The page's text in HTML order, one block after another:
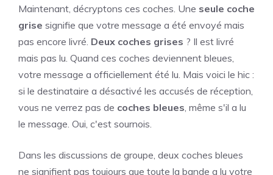
Maintenant, décryptons ces coches. Une seule coche
grise signifie que votre message a été envoyé mais
pas encore livré. Deux coches grises ? Il est livré
mais pas lu. Quand ces coches deviennent bleues,
votre message a officiellement été lu. Mais voici le hic :
si le destinataire a désactivé les accusés de réception,
vous ne verrez pas de coches bleues, même s'il a lu
le message. Oui, c'est sournois.
Dans les discussions de groupe, deux coches bleues
ne signifient pas toujours que toute la bande a lu votre